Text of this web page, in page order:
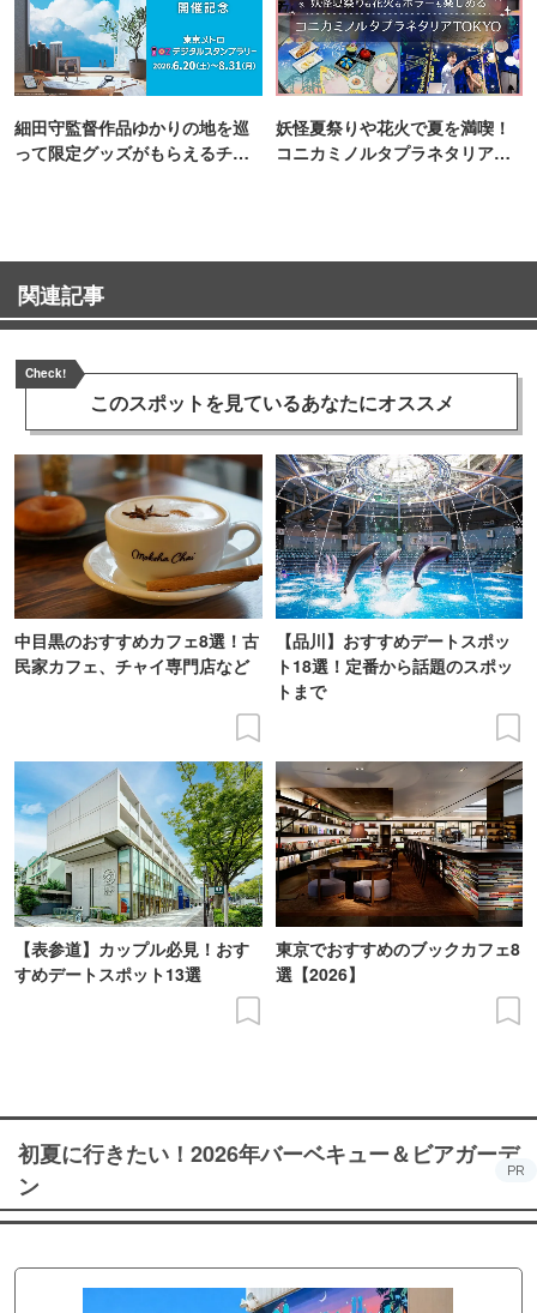
細田守監督作品ゆかりの地を巡
って限定グッズがもらえるチャ
妖怪夏祭りや花火で夏を満喫！
コニカミノルタプラネタリア
関連記事
Check!
このスポットを見ているあなたにオススメ
中目黒のおすすめカフェ8選！古
民家カフェ、チャイ専門店など
【品川】おすすめデートスポッ
ト18選！定番から話題のスポッ
トまで
【表参道】カップル必見！おす
すめデートスポット13選
東京でおすすめのブックカフェ8
選【2026】
初夏に行きたい！2026年バーベキュー＆ビアガーデ
ン
PR